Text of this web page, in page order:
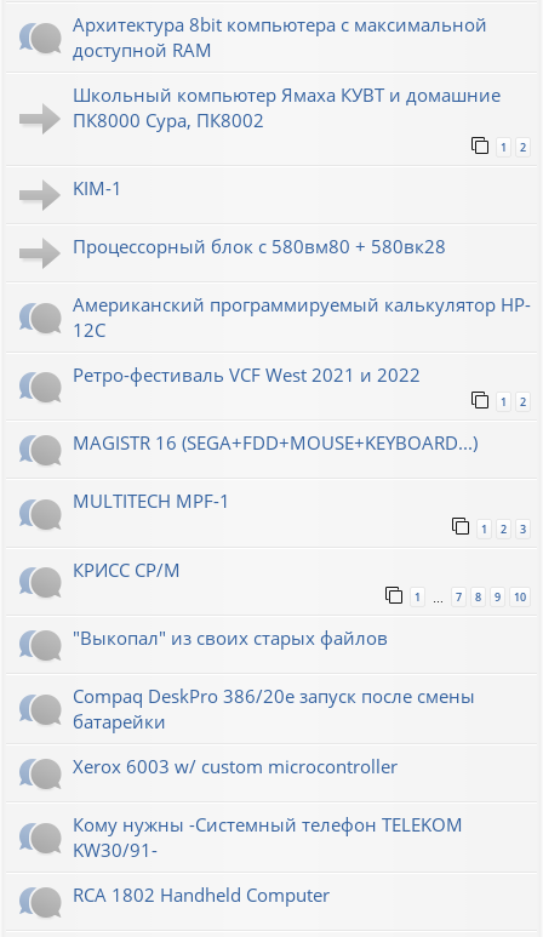
Архитектура 8bit компьютера с максимальной
доступной RAM
Школьный компьютер Ямаха КУВТ и домашние
ПК8000 Сура, ПК8002
1 2
KIM-1
Процессорный блок с 580вм80 + 580вк28
Американский программируемый калькулятор HP-
12C
Ретро-фестиваль VCF West 2021 и 2022
1 2
MAGISTR 16 (SEGA+FDD+MOUSE+KEYBOARD...)
MULTITECH MPF-1
1 2 3
КРИСС CP/M
1 7 8 9 10
"Выкопал" из своих старых файлов
Compaq DeskPro 386/20e запуск после смены
батарейки
Xerox 6003 w/ custom microcontroller
Кому нужны -Системный телефон TELEKOM
KW30/91-
RCA 1802 Handheld Computer